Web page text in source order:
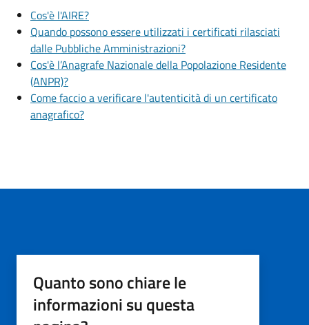
Cos'è l'AIRE?
Quando possono essere utilizzati i certificati rilasciati
dalle Pubbliche Amministrazioni?
Cos'è l’Anagrafe Nazionale della Popolazione Residente
(ANPR)?
Come faccio a verificare l'autenticità di un certificato
anagrafico?
Quanto sono chiare le
informazioni su questa